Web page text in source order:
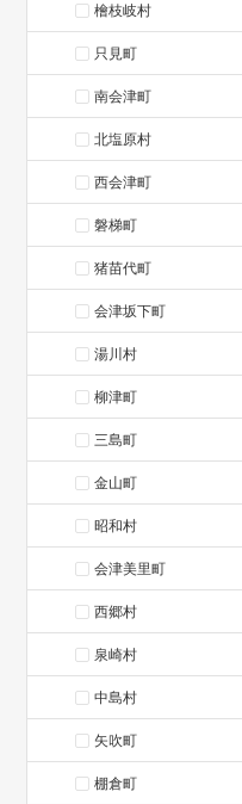
檜枝岐村
只見町
南会津町
北塩原村
西会津町
磐梯町
猪苗代町
会津坂下町
湯川村
柳津町
三島町
金山町
昭和村
会津美里町
西郷村
泉崎村
中島村
矢吹町
棚倉町